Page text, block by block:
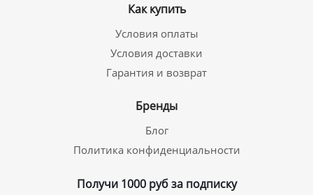
Как купить
Условия оплаты
Условия доставки
Гарантия и возврат
Бренды
Блог
Политика конфиденциальности
Получи 1000 руб за подписку